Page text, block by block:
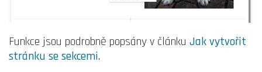
Funkce jsou podrobně popsány v článku Jak vytvořit
stránku se sekcemi.